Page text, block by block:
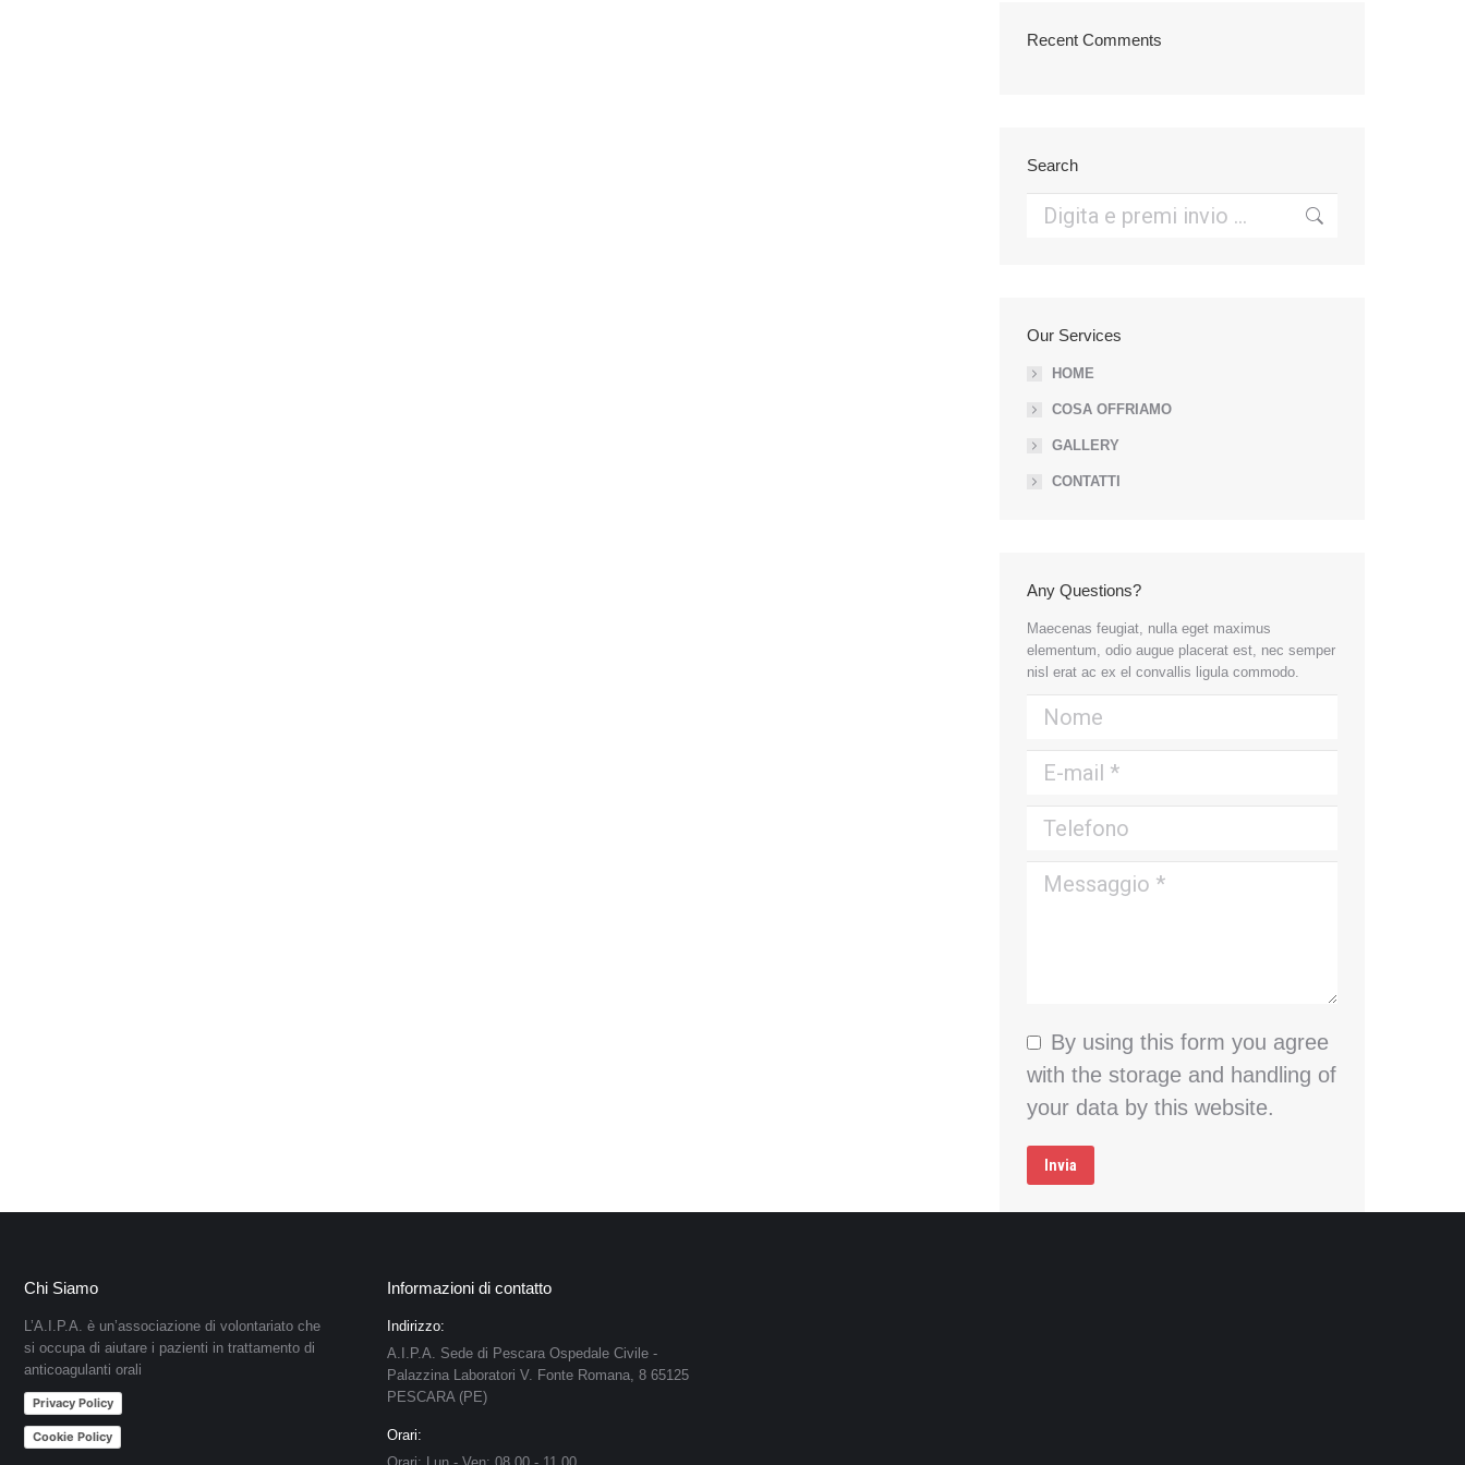
Recent Comments
Search
Our Services
HOME
COSA OFFRIAMO
GALLERY
CONTATTI
Any Questions?
Maecenas feugiat, nulla eget maximus
elementum, odio augue placerat est, nec semper
nisl erat ac ex el convallis ligula commodo.
Nome
E-mail *
Telefono
Messaggio *
By using this form you agree
with the storage and handling of
your data by this website.
Invia
Chi Siamo
L’A.I.P.A. è un’associazione di volontariato che
si occupa di aiutare i pazienti in trattamento di
anticoagulanti orali
Privacy Policy
Cookie Policy
Informazioni di contatto
Indirizzo:
A.I.P.A. Sede di Pescara Ospedale Civile -
Palazzina Laboratori V. Fonte Romana, 8 65125
PESCARA (PE)
Orari: